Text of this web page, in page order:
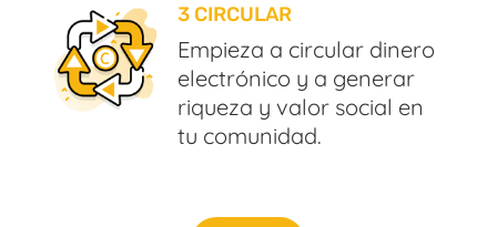
3 CIRCULAR
Empieza a circular dinero
electrónico y a generar
riqueza y valor social en
tu comunidad.